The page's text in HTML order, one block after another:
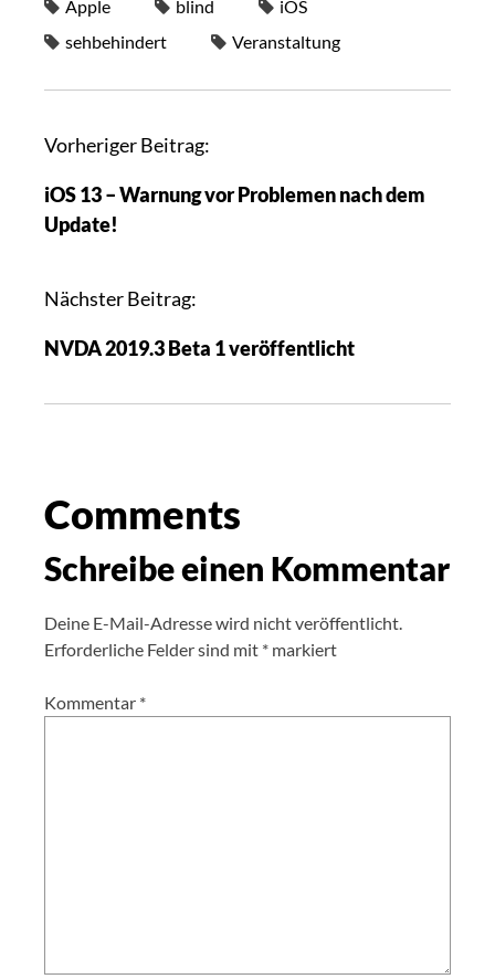
Apple blind
iOS
sehbehindert
Veranstaltung
Vorheriger Beitrag:
iOS 13 – Warnung vor Problemen nach dem
Update!
Nächster Beitrag:
NVDA 2019.3 Beta 1 veröffentlicht
Comments
Schreibe einen Kommentar
Deine E-Mail-Adresse wird nicht veröffentlicht.
Erforderliche Felder sind mit * markiert
Kommentar *